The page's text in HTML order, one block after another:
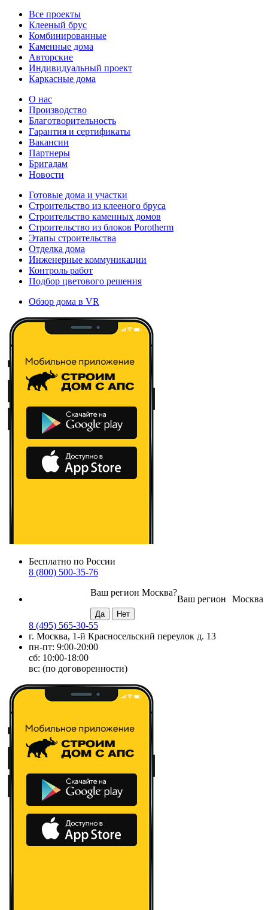
Все проекты
Клееный брус
Комбинированные
Каменные дома
Авторские
Индивидуальный проект
Каркасные дома
О нас
Производство
Благотворительность
Гарантия и сертификаты
Вакансии
Партнеры
Бригадам
Новости
Готовые дома и участки
Строительство из клееного бруса
Строительство каменных домов
Строительство из блоков Porotherm
Этапы строительства
Отделка дома
Инженерные коммуникации
Контроль работ
Подбор цветового решения
Обзор дома в VR
Бесплатно по России
8 (800) 500-35-76
Москва
Ваш регион
Ваш регион Москва?
8 (495) 565-30-55
г. Москва, 1-й Красносельский переулок д. 13
пн-пт: 9:00-20:00
сб: 10:00-18:00
вс: (по договоренности)